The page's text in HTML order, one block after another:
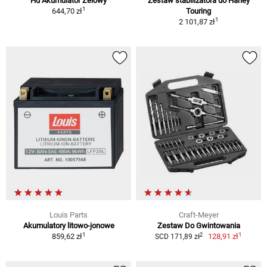
644,70 zł1
Touring
2 101,87 zł1
Louis Parts
Akumulatory litowo-jonowe
859,62 zł1
Craft-Meyer
Zestaw Do Gwintowania
SCD 171,89 zł2 128,91 zł1